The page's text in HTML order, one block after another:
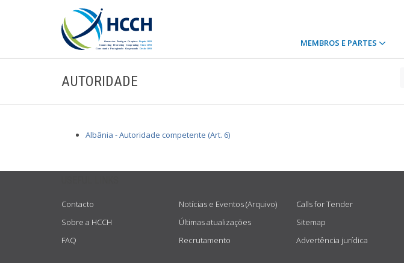
MEMBROS E PARTES
AUTORIDADE
Albânia - Autoridade competente (Art. 6)
Contacto
Sobre a HCCH
FAQ
Notícias e Eventos (Arquivo)
Últimas atualizações
Recrutamento
Calls for Tender
Sitemap
Advertência jurídica